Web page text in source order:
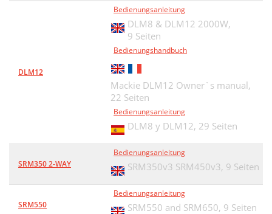
DLM12
Bedienungsanleitung
DLM8 & DLM12 2000W,
9 Seiten
Bedienungshandbuch
Mackie DLM12 Owner`s manual,
22 Seiten
Bedienungsanleitung
DLM8 y DLM12, 29 Seiten
SRM350 2-WAY
Bedienungsanleitung
SRM350v3 SRM450v3, 9 Seiten
SRM550
Bedienungsanleitung
SRM550 and SRM650, 9 Seiten